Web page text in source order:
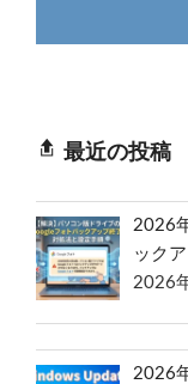
最近の投稿
2026
ック
2026
2026